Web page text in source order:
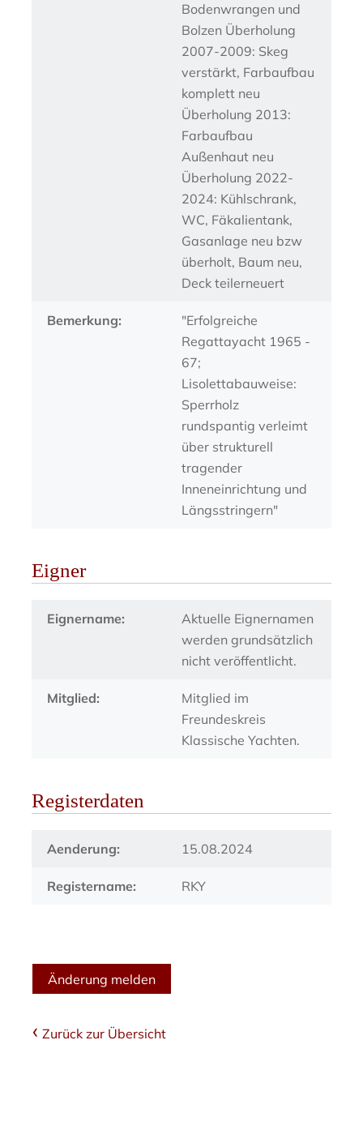
Bodenwrangen und
Bolzen Überholung
2007-2009: Skeg
verstärkt, Farbaufbau
komplett neu
Überholung 2013:
Farbaufbau
Außenhaut neu
Überholung 2022-
2024: Kühlschrank,
WC, Fäkalientank,
Gasanlage neu bzw
überholt, Baum neu,
Deck teilerneuert
Bemerkung:
"Erfolgreiche
Regattayacht 1965 -
67;
Lisolettabauweise:
Sperrholz
rundspantig verleimt
über strukturell
tragender
Inneneinrichtung und
Längsstringern"
Eigner
Eignername:
Aktuelle Eignernamen
werden grundsätzlich
nicht veröffentlicht.
Mitglied:
Mitglied im
Freundeskreis
Klassische Yachten.
Registerdaten
Aenderung: 15.08.2024
Registername: RKY
Zurück zur Übersicht
Änderung melden